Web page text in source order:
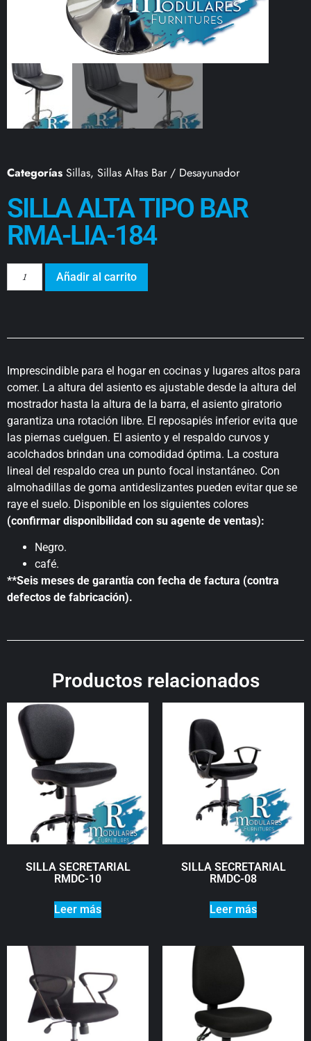
Categorías Sillas, Sillas Altas Bar / Desayunador
SILLA ALTA TIPO BAR
RMA-LIA-184
Añadir al carrito
Imprescindible para el hogar en cocinas y lugares altos para
comer. La altura del asiento es ajustable desde la altura del
mostrador hasta la altura de la barra, el asiento giratorio
garantiza una rotación libre. El reposapiés inferior evita que
las piernas cuelguen. El asiento y el respaldo curvos y
acolchados brindan una comodidad óptima. La costura
lineal del respaldo crea un punto focal instantáneo. Con
almohadillas de goma antideslizantes pueden evitar que se
raye el suelo. Disponible en los siguientes colores
(confirmar disponibilidad con su agente de ventas):
Negro.
café.
**Seis meses de garantía con fecha de factura (contra
defectos de fabricación).
Productos relacionados
SILLA SECRETARIAL
RMDC-10
Leer más
SILLA SECRETARIAL
RMDC-08
Leer más